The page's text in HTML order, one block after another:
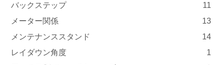
バックステップ
11
メーター関係
13
メンテナンススタンド
14
レイダウン角度
1